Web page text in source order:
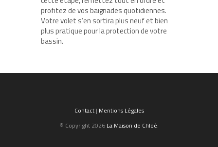
profitez de vos baignades quotidiennes.
Votre volet s’en sortira plus neuf et bien
plus pratique pour la protection de votre
bassin.
Contact| Mentions Légales
© Copyright 2026 La Maison de Chloé.